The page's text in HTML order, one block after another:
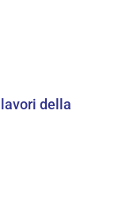
della